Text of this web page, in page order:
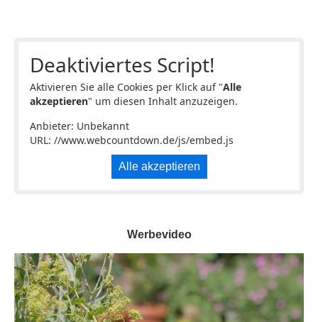
Deaktiviertes Script!
Aktivieren Sie alle Cookies per Klick auf "Alle
akzeptieren" um diesen Inhalt anzuzeigen.
Anbieter: Unbekannt
URL: //www.webcountdown.de/js/embed.js
Alle akzeptieren
Werbevideo